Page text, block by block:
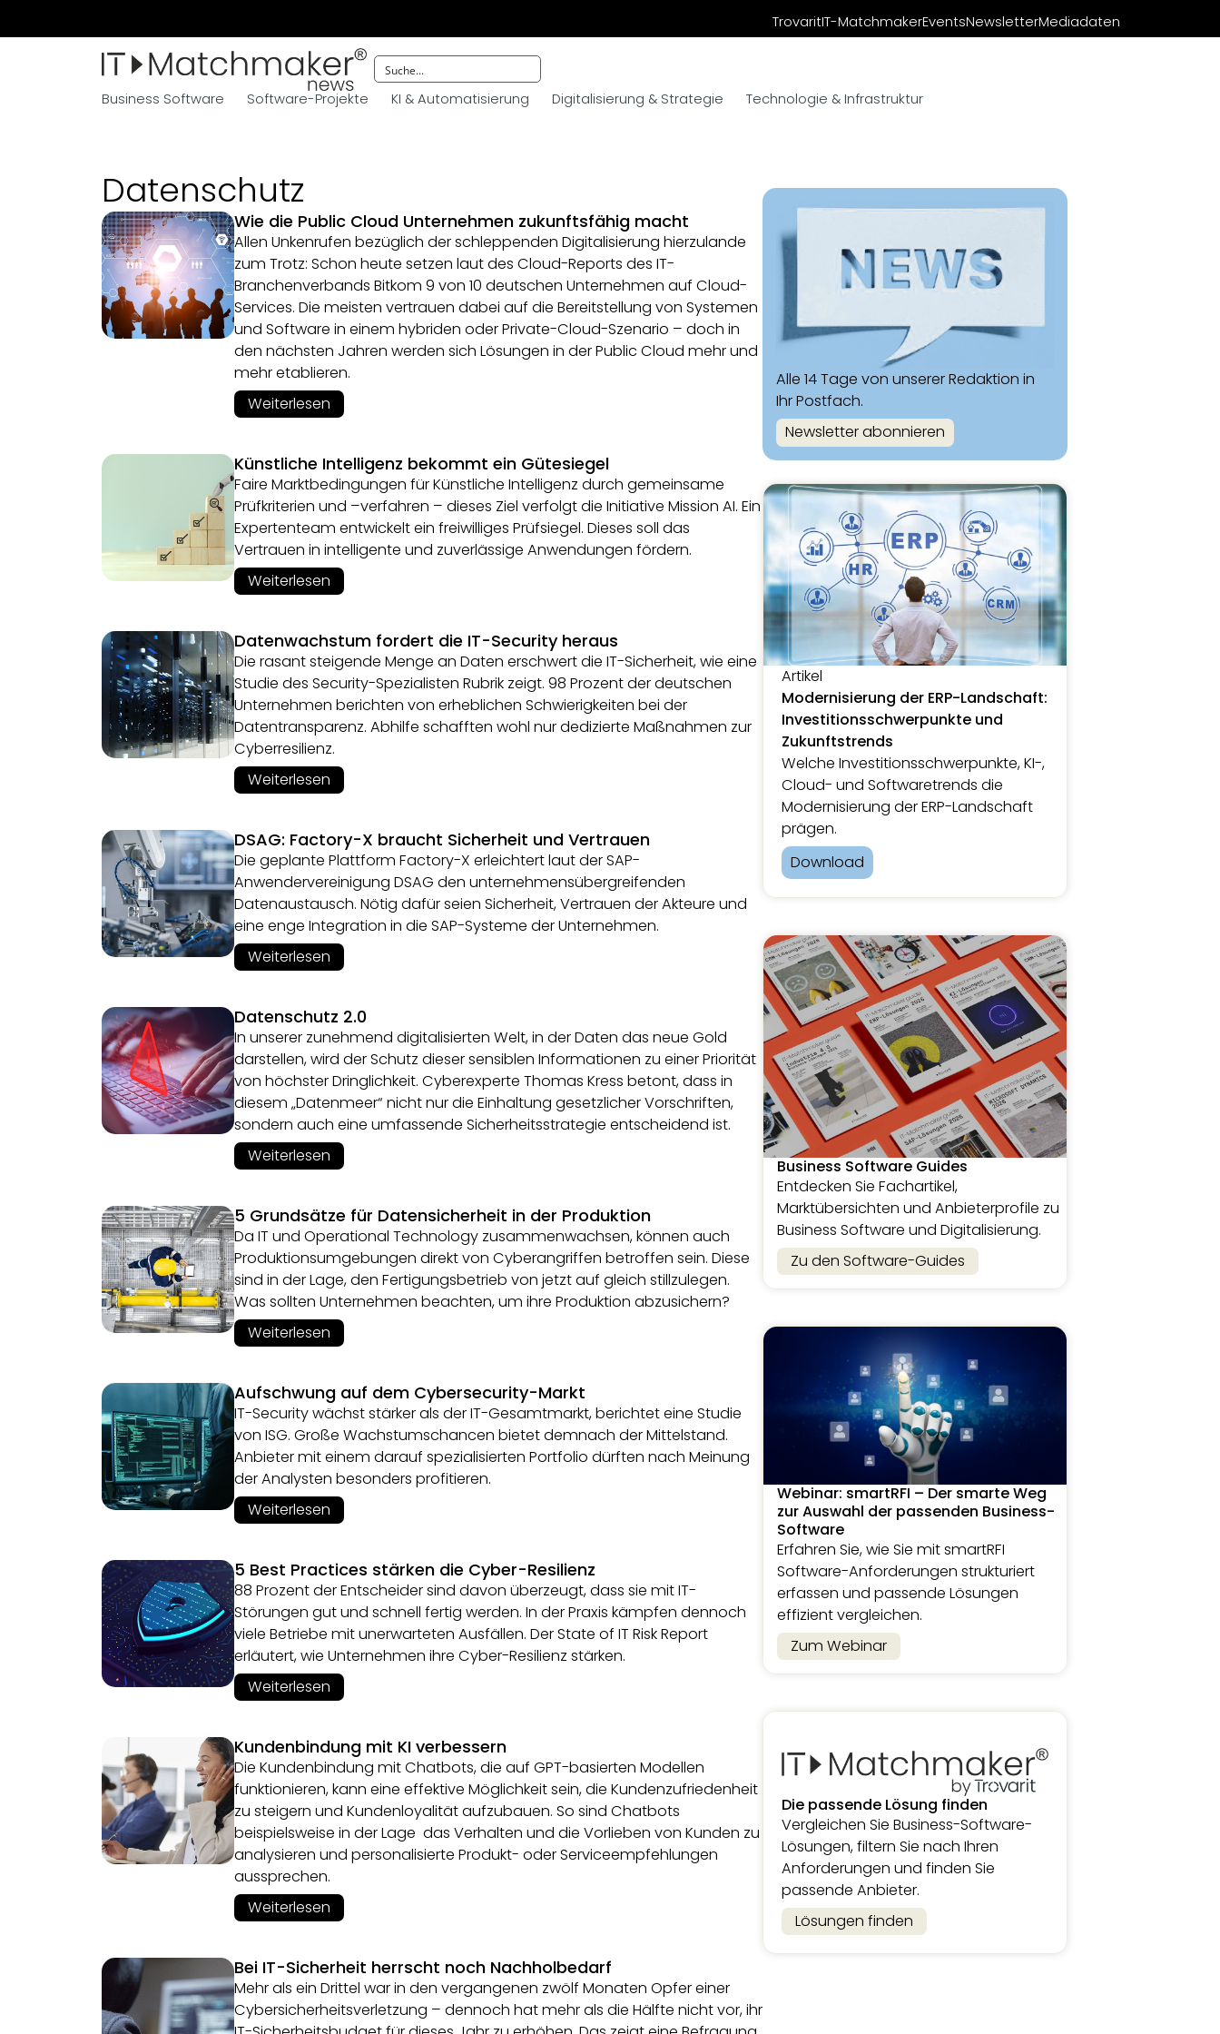
TrovaritIT-MatchmakerEventsNewsletterMediadaten
Business Software Software-Projekte KI & Automatisierung Digitalisierung & Strategie Technologie & Infrastruktur
Datenschutz
Wie die Public Cloud Unternehmen zukunftsfähig macht
Allen Unkenrufen bezüglich der schleppenden Digitalisierung hierzulande
zum Trotz: Schon heute setzen laut des Cloud-Reports des IT-
Branchenverbands Bitkom 9 von 10 deutschen Unternehmen auf Cloud-
Services. Die meisten vertrauen dabei auf die Bereitstellung von Systemen
und Software in einem hybriden oder Private-Cloud-Szenario – doch in
den nächsten Jahren werden sich Lösungen in der Public Cloud mehr und
mehr etablieren.
Weiterlesen
Künstliche Intelligenz bekommt ein Gütesiegel
Faire Marktbedingungen für Künstliche Intelligenz durch gemeinsame
Prüfkriterien und –verfahren – dieses Ziel verfolgt die Initiative Mission AI. Ein
Expertenteam entwickelt ein freiwilliges Prüfsiegel. Dieses soll das
Vertrauen in intelligente und zuverlässige Anwendungen fördern.
Weiterlesen
Datenwachstum fordert die IT-Security heraus
Die rasant steigende Menge an Daten erschwert die IT-Sicherheit, wie eine
Studie des Security-Spezialisten Rubrik zeigt. 98 Prozent der deutschen
Unternehmen berichten von erheblichen Schwierigkeiten bei der
Datentransparenz. Abhilfe schafften wohl nur dedizierte Maßnahmen zur
Cyberresilienz.
Weiterlesen
DSAG: Factory-X braucht Sicherheit und Vertrauen
Die geplante Plattform Factory-X erleichtert laut der SAP-
Anwendervereinigung DSAG den unternehmensübergreifenden
Datenaustausch. Nötig dafür seien Sicherheit, Vertrauen der Akteure und
eine enge Integration in die SAP-Systeme der Unternehmen.
Weiterlesen
Datenschutz 2.0
In unserer zunehmend digitalisierten Welt, in der Daten das neue Gold
darstellen, wird der Schutz dieser sensiblen Informationen zu einer Priorität
von höchster Dringlichkeit. Cyberexperte Thomas Kress betont, dass in
diesem „Datenmeer“ nicht nur die Einhaltung gesetzlicher Vorschriften,
sondern auch eine umfassende Sicherheitsstrategie entscheidend ist.
Weiterlesen
5 Grundsätze für Datensicherheit in der Produktion
Da IT und Operational Technology zusammenwachsen, können auch
Produktionsumgebungen direkt von Cyberangriffen betroffen sein. Diese
sind in der Lage, den Fertigungsbetrieb von jetzt auf gleich stillzulegen.
Was sollten Unternehmen beachten, um ihre Produktion abzusichern?
Weiterlesen
Aufschwung auf dem Cybersecurity-Markt
IT-Security wächst stärker als der IT-Gesamtmarkt, berichtet eine Studie
von ISG. Große Wachstumschancen bietet demnach der Mittelstand.
Anbieter mit einem darauf spezialisierten Portfolio dürften nach Meinung
der Analysten besonders profitieren.
Weiterlesen
5 Best Practices stärken die Cyber-Resilienz
88 Prozent der Entscheider sind davon überzeugt, dass sie mit IT-
Störungen gut und schnell fertig werden. In der Praxis kämpfen dennoch
viele Betriebe mit unerwarteten Ausfällen. Der State of IT Risk Report
erläutert, wie Unternehmen ihre Cyber-Resilienz stärken.
Weiterlesen
Kundenbindung mit KI verbessern
Die Kundenbindung mit Chatbots, die auf GPT-basierten Modellen
funktionieren, kann eine effektive Möglichkeit sein, die Kundenzufriedenheit
zu steigern und Kundenloyalität aufzubauen. So sind Chatbots
beispielsweise in der Lage das Verhalten und die Vorlieben von Kunden zu
analysieren und personalisierte Produkt- oder Serviceempfehlungen
aussprechen.
Weiterlesen
Bei IT-Sicherheit herrscht noch Nachholbedarf
Mehr als ein Drittel war in den vergangenen zwölf Monaten Opfer einer
Cybersicherheitsverletzung – dennoch hat mehr als die Hälfte nicht vor, ihr
Alle 14 Tage von unserer Redaktion in
Ihr Postfach.
Newsletter abonnieren
Artikel
Modernisierung der ERP-Landschaft:
Investitionsschwerpunkte und
Zukunftstrends
Welche Investitionsschwerpunkte, KI-,
Cloud- und Softwaretrends die
Modernisierung der ERP-Landschaft
prägen.
Download
Business Software Guides
Entdecken Sie Fachartikel,
Marktübersichten und Anbieterprofile zu
Business Software und Digitalisierung.
Zu den Software-Guides
Webinar: smartRFI – Der smarte Weg
zur Auswahl der passenden Business-
Software
Erfahren Sie, wie Sie mit smartRFI
Software-Anforderungen strukturiert
erfassen und passende Lösungen
effizient vergleichen.
Zum Webinar
Die passende Lösung finden
Vergleichen Sie Business-Software-
Lösungen, filtern Sie nach Ihren
Anforderungen und finden Sie
passende Anbieter.
Lösungen finden